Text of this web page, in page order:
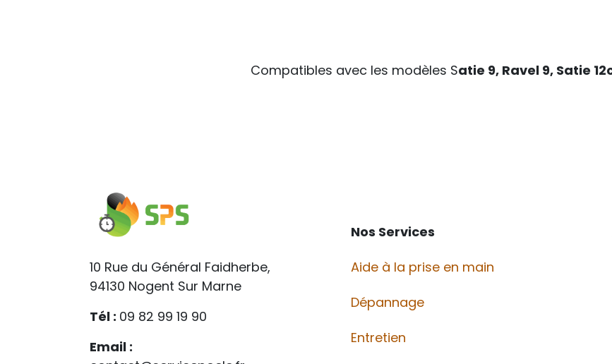
Compatibles avec les modèles Satie 9, Ravel 9, Satie
Aide à la prise en main
Dépannage
Entretien
Nos Services
10 Rue du Général Faidherbe,
94130 Nogent Sur Marne
Tél : 09 82 99 19 90
Email :